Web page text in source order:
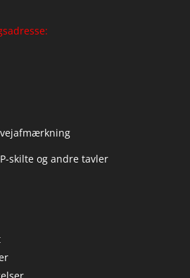
skilte og andre tavler